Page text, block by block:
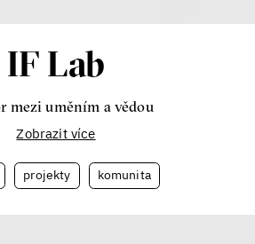
IF Lab
mezi uměním a vědou
Zobrazit více
projekty komunita